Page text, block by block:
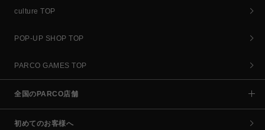
culture TOP
POP-UP SHOP TOP
PARCO GAMES TOP
全国のPARCO店舗
初めてのお客様へ